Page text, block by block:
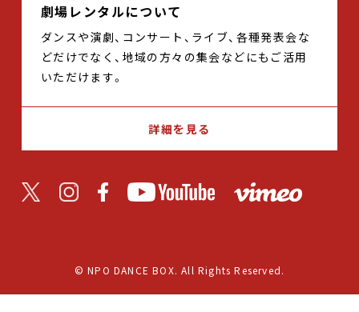
劇場レンタルについて
ダンスや演劇、コンサート、ライブ、各種発表会な
どだけでなく、地域の方々の集会などにもご活用
いただけます。
詳細を見る
© NPO DANCE BOX. All Rights Reserved.